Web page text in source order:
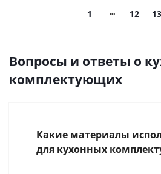
1 12 13
Вопросы и ответы о
комплектующих
Какие материалы
для кухонных